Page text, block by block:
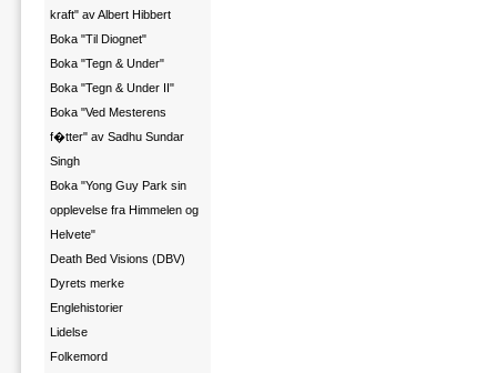
kraft" av Albert Hibbert
Boka "Til Diognet"
Boka "Tegn & Under"
Boka "Tegn & Under II"
Boka "Ved Mesterens
f�tter" av Sadhu Sundar
Singh
Boka "Yong Guy Park sin
opplevelse fra Himmelen og
Helvete"
Death Bed Visions (DBV)
Dyrets merke
Englehistorier
Lidelse
Folkemord